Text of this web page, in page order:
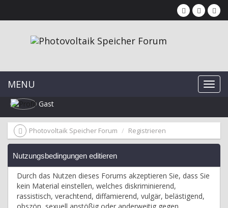
MENU
Gast
Photovoltaik Speicher Forum Registrieren
Nutzungsbedingungen editieren
Durch das Nutzen dieses Forums akzeptieren Sie, dass Sie
kein Material einstellen, welches diskriminierend,
rassistisch, verachtend, diffamierend, vulgär, belästigend,